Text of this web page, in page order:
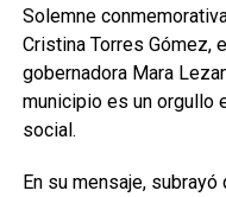
Solemne
Cristina Torres Gómez,
gobernadora Mara
municipio es un orgullo
social.
En su mensaje,